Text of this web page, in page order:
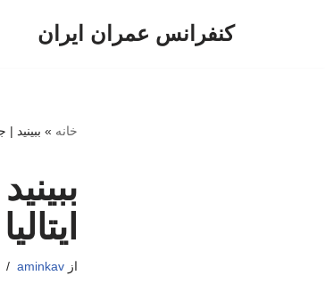
کنفرانس عمران ایران
خانه » ببینید
ایتالیا
ازaminkav